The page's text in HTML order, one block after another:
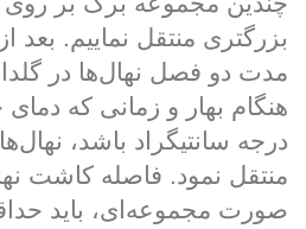
بزرگتری منتقل نماییم. بعد
مدت دو فصل نهال‌ها در
درجه سانتیگراد باشد،
منتقل نمود. فاصله کاشت